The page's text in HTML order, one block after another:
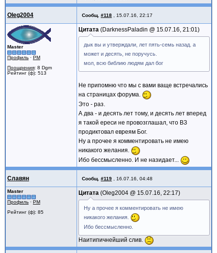
Oleg2004 Сообщ. #118 15.07.16, 22:17
Master
Профиль · PM
Поощрения: 8 Dgm
Рейтинг (ф): 513
Цитата DarknessPaladin @ 15.07.16, 21:01
дык вы и утверждали, лет пять-семь назад. а
может и десять, не поручусь.
мол, всю библию людям дал бог
Не припомню что мы с вами ваще встречались
на страницах форума.
Это - раз.
А два - и десять лет тому, и десять лет вперед
я такой ереси не провозглашал, что ВЗ
продиктовал евреям Бог.
Ну а прочее я комментировать не имею
никакого желания.
Ибо бессмысленно. И не назидает...
Славян Сообщ. #119 16.07.16, 04:48
Master
Профиль · PM
Рейтинг (ф): 85
Цитата Oleg2004 @ 15.07.16, 22:17
Ну а прочее я комментировать не имею
никакого желания.
Ибо бессмысленно.
Наитипичнейший слив.